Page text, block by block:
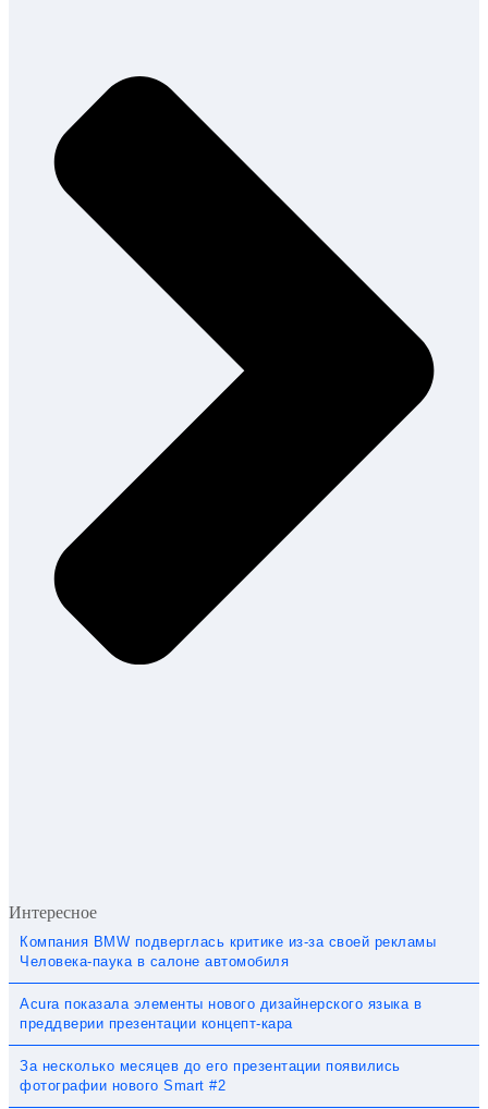
Интересное
Компания BMW подверглась критике из-за своей рекламы
Человека-паука в салоне автомобиля
Acura показала элементы нового дизайнерского языка в
преддверии презентации концепт-кара
За несколько месяцев до его презентации появились
фотографии нового Smart #2